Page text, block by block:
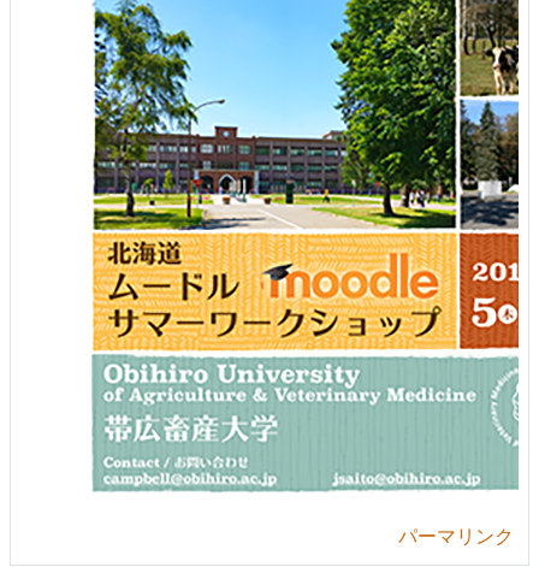
パーマリンク